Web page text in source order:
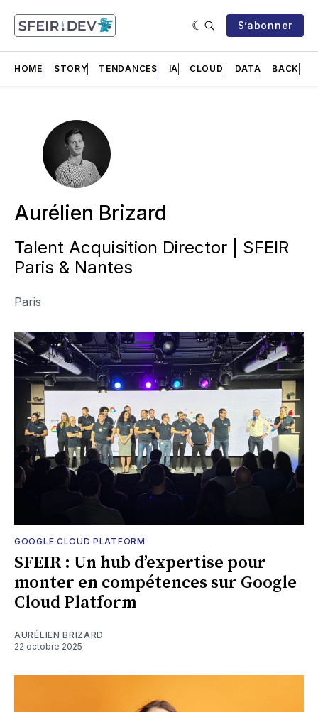
S’abonner
HOME STORY TENDANCES IA CLOUD DATA BACK
Aurélien Brizard
Talent Acquisition Director | SFEIR
Paris & Nantes
Paris
GOOGLE CLOUD PLATFORM
SFEIR : Un hub d’expertise pour
monter en compétences sur Google
Cloud Platform
AURÉLIEN BRIZARD
22 octobre 2025